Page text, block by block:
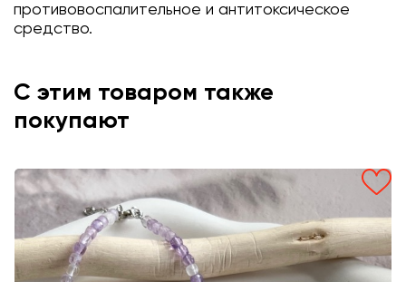
противовоспалительное и антитоксическое
средство.
С этим товаром также
покупают